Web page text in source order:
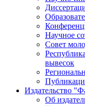
Научное
Совет
вывесок
Издательство
Об